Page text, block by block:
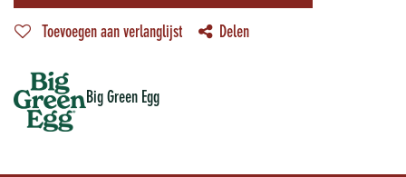
Toevoegen aan verlanglijst Delen
Big Green Egg